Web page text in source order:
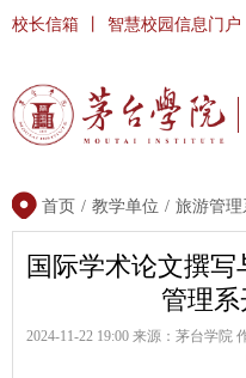
校长信箱 智慧校园信息门户
首页 / 教学单位 / 旅游管理
国际学术论文撰
管理
2024-11-22 19:00 来源：茅台学院